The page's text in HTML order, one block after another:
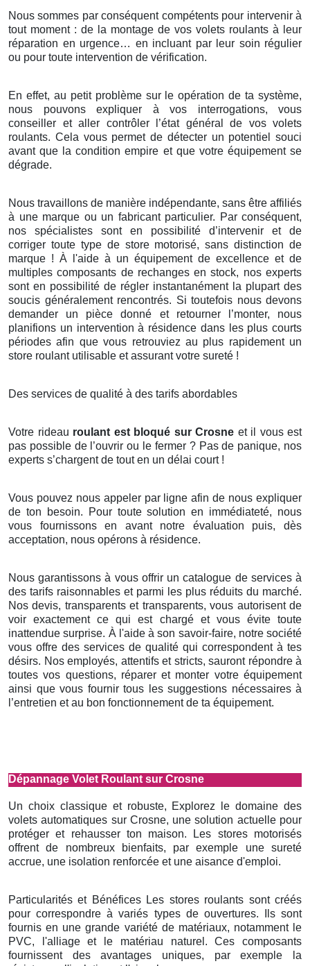
Nous sommes par conséquent compétents pour intervenir à
tout moment : de la montage de vos volets roulants à leur
réparation en urgence… en incluant par leur soin régulier
ou pour toute intervention de vérification.
En effet, au petit problème sur le opération de ta système,
nous pouvons expliquer à vos interrogations, vous
conseiller et aller contrôler l’état général de vos volets
roulants. Cela vous permet de détecter un potentiel souci
avant que la condition empire et que votre équipement se
dégrade.
Nous travaillons de manière indépendante, sans être affiliés
à une marque ou un fabricant particulier. Par conséquent,
nos spécialistes sont en possibilité d’intervenir et de
corriger toute type de store motorisé, sans distinction de
marque ! À l'aide à un équipement de excellence et de
multiples composants de rechanges en stock, nos experts
sont en possibilité de régler instantanément la plupart des
soucis généralement rencontrés. Si toutefois nous devons
demander un pièce donné et retourner l’monter, nous
planifions un intervention à résidence dans les plus courts
périodes afin que vous retrouviez au plus rapidement un
store roulant utilisable et assurant votre sureté !
Des services de qualité à des tarifs abordables
Votre rideau roulant est bloqué sur Crosne et il vous est
pas possible de l’ouvrir ou le fermer ? Pas de panique, nos
experts s’chargent de tout en un délai court !
Vous pouvez nous appeler par ligne afin de nous expliquer
de ton besoin. Pour toute solution en immédiateté, nous
vous fournissons en avant notre évaluation puis, dès
acceptation, nous opérons à résidence.
Nous garantissons à vous offrir un catalogue de services à
des tarifs raisonnables et parmi les plus réduits du marché.
Nos devis, transparents et transparents, vous autorisent de
voir exactement ce qui est chargé et vous évite toute
inattendue surprise. À l'aide à son savoir-faire, notre société
vous offre des services de qualité qui correspondent à tes
désirs. Nos employés, attentifs et stricts, sauront répondre à
toutes vos questions, réparer et monter votre équipement
ainsi que vous fournir tous les suggestions nécessaires à
l’entretien et au bon fonctionnement de ta équipement.
Dépannage Volet Roulant sur Crosne
Un choix classique et robuste, Explorez le domaine des
volets automatiques sur Crosne, une solution actuelle pour
protéger et rehausser ton maison. Les stores motorisés
offrent de nombreux bienfaits, par exemple une sureté
accrue, une isolation renforcée et une aisance d'emploi.
Particularités et Bénéfices Les stores roulants sont créés
pour correspondre à variés types de ouvertures. Ils sont
fournis en une grande variété de matériaux, notamment le
PVC, l'alliage et le matériau naturel. Ces composants
fournissent des avantages uniques, par exemple la